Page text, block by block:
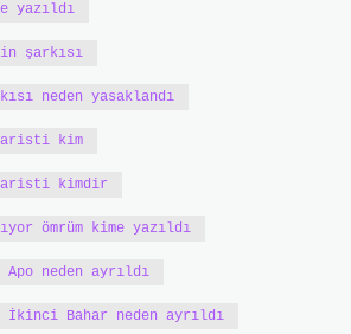
yazıldı
şarkısı
neden yasaklandı
kim
kimdir
ömrüm kime yazıldı
neden ayrıldı
İkinci Bahar neden ayrıldı